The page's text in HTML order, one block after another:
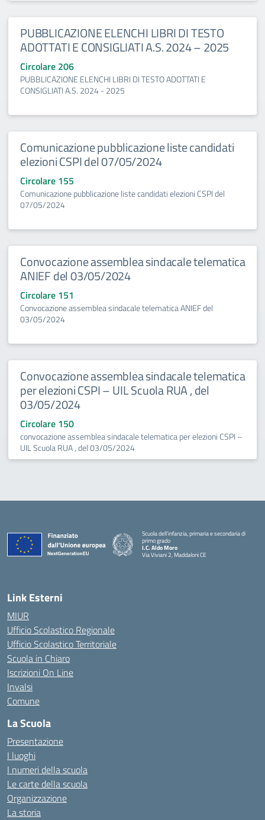
PUBBLICAZIONE ELENCHI LIBRI DI TESTO
ADOTTATI E CONSIGLIATI A.S. 2024 – 2025
Circolare 206
PUBBLICAZIONE ELENCHI LIBRI DI TESTO ADOTTATI E
CONSIGLIATI A.S. 2024 - 2025
Comunicazione pubblicazione liste candidati
elezioni CSPI del 07/05/2024
Circolare 155
Comunicazione pubblicazione liste candidati elezioni CSPI del
07/05/2024
Convocazione assemblea sindacale telematica
ANIEF del 03/05/2024
Circolare 151
Convocazione assemblea sindacale telematica ANIEF del
03/05/2024
Convocazione assemblea sindacale telematica
per elezioni CSPI – UIL Scuola RUA , del
03/05/2024
Circolare 150
convocazione assemblea sindacale telematica per elezioni CSPI –
UIL Scuola RUA , del 03/05/2024
Scuola dell’infanzia, primaria e secondaria di
primo grado
I.C. Aldo Moro
Via Viviani 2, Maddaloni CE
Link Esterni
MIUR
Ufficio Scolastico Regionale
Ufficio Scolastico Territoriale
Scuola in Chiaro
Iscrizioni On Line
Invalsi
Comune
La Scuola
Presentazione
I luoghi
I numeri della scuola
Le carte della scuola
Organizzazione
La storia